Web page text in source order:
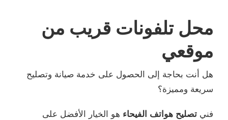
محل تلفونات قريب من
موقعي
هل أنت بحاجة إلى الحصول على خدمة صيانة وتصليح
سريعة ومميزة؟
فني تصليح هواتف الفيحاء هو الخيار الأفضل على